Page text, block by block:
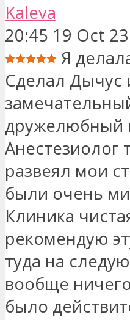
Kaleva
20:45 19 Oct 23
Я
Сделал Дычус
дружелюбный
Анестезиолог
развеял мои
были очень
Клиника
рекомендую
туда на
вообще
было